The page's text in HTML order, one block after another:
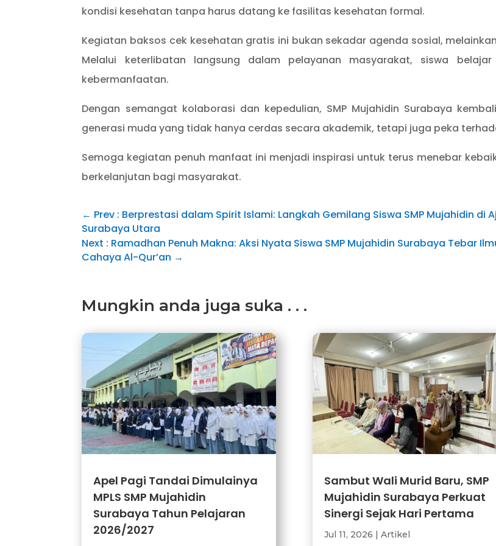
kondisi kesehatan tanpa harus datang ke fasilitas kesehatan formal.
Kegiatan baksos cek kesehatan gratis ini bukan sekadar agenda sosial,
Melalui keterlibatan langsung dalam pelayanan masyarakat, siswa
kebermanfaatan.
Dengan semangat kolaborasi dan kepedulian, SMP Mujahidin Surabaya
generasi muda yang tidak hanya cerdas secara akademik, tetapi juga peka
Semoga kegiatan penuh manfaat ini menjadi inspirasi untuk terus menebar
berkelanjutan bagi masyarakat.
← Prev : Berprestasi dalam Spirit Islami: Langkah Gemilang Siswa SMP Mujahidin di
Surabaya Utara
Next : Ramadhan Penuh Makna: Aksi Nyata Siswa SMP Mujahidin Surabaya Tebar
Cahaya Al-Qur’an →
Mungkin anda juga suka . . .
Apel Pagi Tandai Dimulainya
MPLS SMP Mujahidin
Surabaya Tahun Pelajaran
2026/2027
Sambut Wali Murid Baru, SMP
Mujahidin Surabaya Perkuat
Sinergi Sejak Hari Pertama
Jul 11, 2026 | Artikel